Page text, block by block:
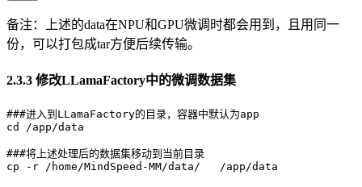
备注：上述的data在NPU和GPU微调时都会用到，且用同一
份，可以打包成tar方便后续传输。
2.3.3 修改LLamaFactory中的微调数据集
###进入到LLamaFactory的目录，容器中默认为app
cd /app/data
###将上述处理后的数据集移动到当前目录
cp -r /home/MindSpeed-MM/data/   /app/data